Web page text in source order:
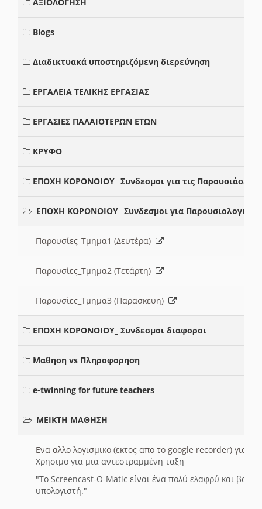
Blogs
Διαδικτυακά υποστηριζόμενη διερεύνηση
ΕΡΓΑΛΕΙΑ ΤΕΛΙΚΗΣ ΕΡΓΑΣΙΑΣ
ΕΡΓΑΣΙΕΣ ΠΑΛΑΙΟΤΕΡΩΝ ΕΤΩΝ
ΚΡΥΦΟ
ΕΠΟΧΗ ΚΟΡΟΝΟΙΟΥ_ Συνδεσμοι για τις Παρουσιάσεις
ΕΠΟΧΗ ΚΟΡΟΝΟΙΟΥ_ Συνδεσμοι για Παρουσιολογια
Παρουσίες_Τμημα1 (Δευτέρα)
Παρουσίες_Τμημα2 (Τετάρτη)
Παρουσίες_Τμημα3 (Παρασκευη)
ΕΠΟΧΗ ΚΟΡΟΝΟΙΟΥ_ Συνδεσμοι διαφοροι
Μαθηση vs Πληροφορηση
e-twinning for future teachers
ΜΕΙΚΤΗ ΜΑΘΗΣΗ
Ενα αλλο λογισμικο (εκτος απο το google recorder) για
Χρησιμο για μια αντεστραμμένη ταξη
"To Screencast-O-Matic είναι ένα πολύ ελαφρύ και
υπολογιστή."